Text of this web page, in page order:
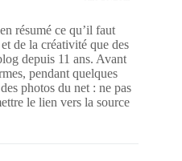
résumé ce qu’il faut
de la créativité que des
depuis 11 ans. Avant
pendant quelques
photos du net : ne pas
le lien vers la source